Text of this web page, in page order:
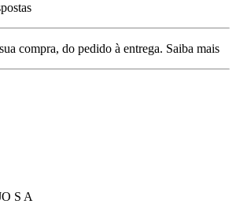
compra, do pedido à entrega. Saiba mais
S A